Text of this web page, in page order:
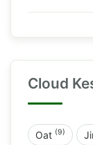
Cloud
Oat (9)